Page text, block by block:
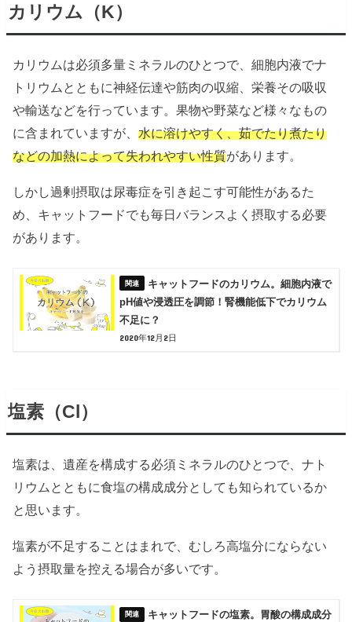
カリウム（K）
カリウムは必須多量ミネラルのひとつで、細胞内液でナ
トリウムとともに神経伝達や筋肉の収縮、栄養その吸収
や輸送などを行っています。果物や野菜など様々なもの
に含まれていますが、水に溶けやすく、茹でたり煮たり
などの加熱によって失われやすい性質があります。
しかし過剰摂取は尿毒症を引き起こす可能性があるた
め、キャットフードでも毎日バランスよく摂取する必要
があります。
キャットフードのカリウム。細胞内液で
pH値や浸透圧を調節！腎機能低下でカリウム
不足に？
2020年12月2日
塩素（Cl）
塩素は、遺産を構成する必須ミネラルのひとつで、ナト
リウムとともに食塩の構成成分としても知られているか
と思います。
塩素が不足することはまれで、むしろ高塩分にならない
よう摂取量を控える場合が多いです。
キャットフードの塩素。胃酸の構成成分